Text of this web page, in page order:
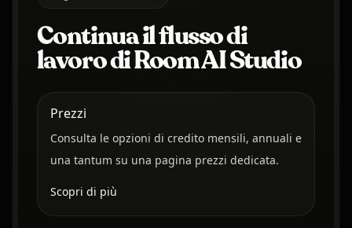
Continua il flusso di
lavoro di Room AI Studio
Prezzi
Consulta le opzioni di credito mensili, annuali e
una tantum su una pagina prezzi dedicata.
Scopri di più